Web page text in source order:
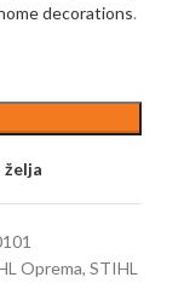
decorations.
želja
Oprema, STIHL